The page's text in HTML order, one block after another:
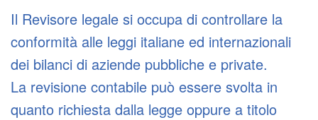
Il Revisore legale si occupa di controllare la
conformità alle leggi italiane ed internazionali
dei bilanci di aziende pubbliche e private.
La revisione contabile può essere svolta in
quanto richiesta dalla legge oppure a titolo